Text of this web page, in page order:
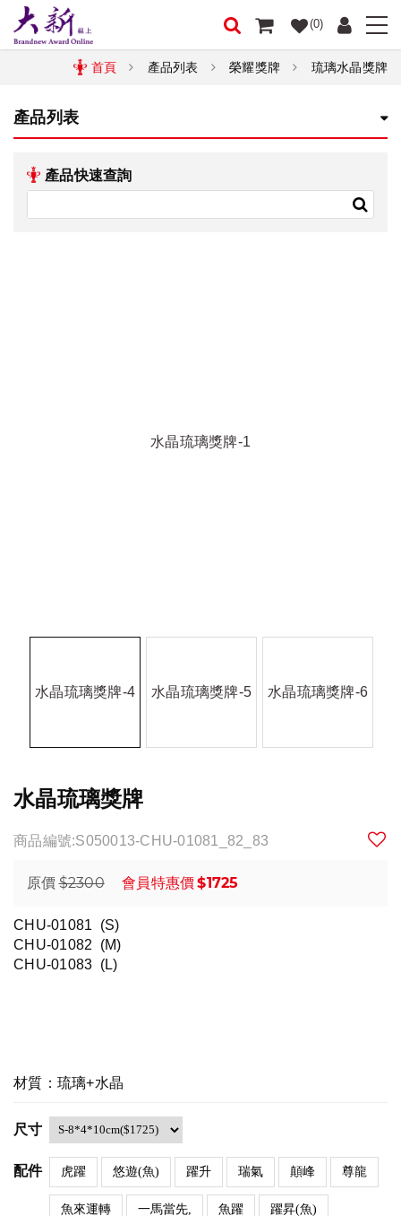
(0)
首頁 產品列表 榮耀獎牌 琉璃水晶獎牌
產品列表
產品快速查詢
水晶琉璃獎牌
商品編號:S050013-CHU-01081_82_83
原價 $2300 會員特惠價$1725
CHU-01081 (S)
CHU-01082 (M)
CHU-01083 (L)
材質：琉璃+水晶
尺寸
配件 虎躍 悠遊(魚) 躍升 瑞氣 顛峰 尊龍
魚來運轉 一馬當先, 魚躍 躍昇(魚)